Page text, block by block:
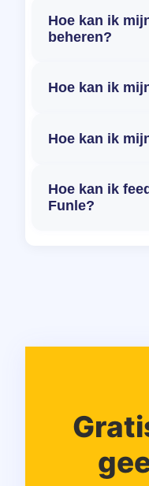
Hoe kan ik
beheren?
Hoe kan ik
Hoe kan ik
Hoe kan ik
Funle?